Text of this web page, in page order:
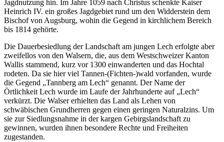
Jagdnutzung hin. Im Jahre 1059 nach Christus schenkte Kaiser
Heinrich IV. ein großes Jagdgebiet rund um den Widderstein dem
Bischof von Augsburg, wohin die Gegend in kirchlichem Bereich
bis 1814 gehörte.
Die Dauerbesiedlung der Landschaft am jungen Lech erfolgte aber
zweifellos von den Walsern, die, aus dem Westschweizer Kanton
Wallis stammend, kurz vor 1300 einwanderten und das Hochtal
rodeten. Da sie hier viel Tannen-(Fichten-)wald vorfanden, wurde
die Gegend „Tannberg am Lech“ genannt. Der Name der
Örtlichkeit Lech wurde im Laufe der Jahrhunderte auf „Lech“
verkürzt. Die Walser erhielten das Land als Lehen von
schwäbischen Grundherren gegen einen geringen Naturalzins. Um
sie zur Siedlungsnahme in der kargen Gebirgslandschaft zu
gewinnen, wurden ihnen besondere Rechte und Freiheiten
zugestanden.